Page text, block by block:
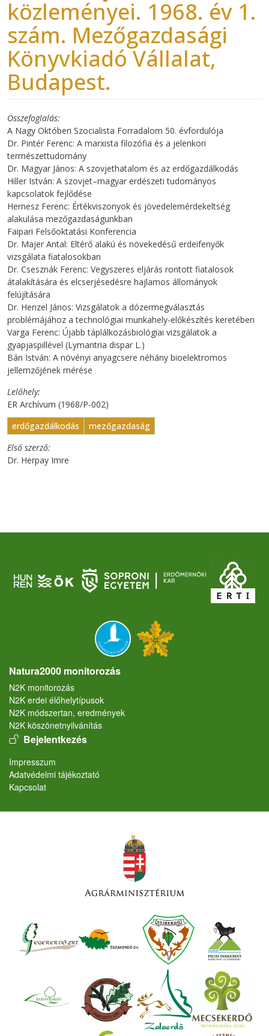
közleményei. 1968. év 1.
szám. Mezőgazdasági
Könyvkiadó Vállalat,
Budapest.
Összefoglalás
A Nagy Októberi Szocialista Forradalom 50. évfordulója
Dr. Pintér Ferenc: A marxista filozófia és a jelenkori
természettudomány
Dr. Magyar János: A szovjethatalom és az erdőgazdálkodás
Hiller István: A szovjet–magyar erdészeti tudományos
kapcsolatok fejlődése
Hernesz Ferenc: Értékviszonyok és jövedelemérdekeltség
alakulása mezőgazdaságunkban
Faipari Felsőoktatási Konferencia
Dr. Majer Antal: Eltérő alakú és növekedésű erdeifenyők
vizsgálata fiatalosokban
Dr. Csesznák Ferenc: Vegyszeres eljárás rontott fiatalosok
átalakítására és elcserjésedésre hajlamos állományok
felújítására
Dr. Henzel János: Vizsgálatok a dózermegválasztás
problémájához a technológiai munkahely-előkészítés keretében
Varga Ferenc: Újabb táplálkozásbiológiai vizsgálatok a
gyapjaspillével (Lymantria dispar L.)
Bán István: A növényi anyagcsere néhány bioelektromos
jellemzőjének mérése
Lelőhely
ER Archívum (1968/P-002)
erdőgazdálkodás
mezőgazdaság
Első szerző
Dr. Herpay Imre
Natura2000 monitorozás
N2K monitorozás
N2K erdei élőhelytípusok
N2K módszertan, eredmények
N2K köszönetnyilvánítás
User account menu
Bejelentkezés
Lábléc
Impresszum
Adatvédelmi tájékoztató
Kapcsolat